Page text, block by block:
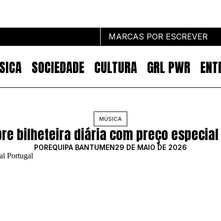
MARCAS POR ESCREVER
SOCIEDADE CULTURA GRL PWR
Marcas por escrever
NOTÍCIAS
MARKETING
MÚSICA
bilheteira diária com preço
POREQUIPA BANTUMEN29 DE MAIO DE 2026